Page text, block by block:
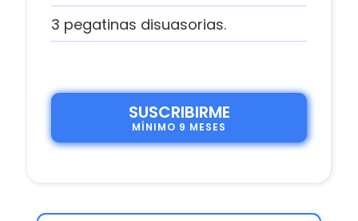
3 pegatinas disuasorias.
SUSCRIBIRME
MÍNIMO 9 MESES